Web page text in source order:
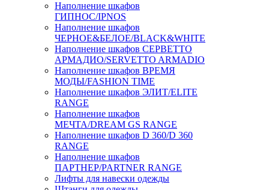
Наполнение шкафов
ГИПНОС/IPNOS
Наполнение шкафов
ЧЕРНОЕ&БЕЛОЕ/BLACK&WHITE
Наполнение шкафов СЕРВЕТТО
АРМАДИО/SERVETTO ARMADIO
Наполнение шкафов ВРЕМЯ
МОДЫ/FASHION TIME
Наполнение шкафов ЭЛИТ/ELITE
RANGE
Наполнение шкафов
МЕЧТА/DREAM GS RANGE
Наполнение шкафов D 360/D 360
RANGE
Наполнение шкафов
ПАРТНЕР/PARTNER RANGE
Лифты для навески одежды